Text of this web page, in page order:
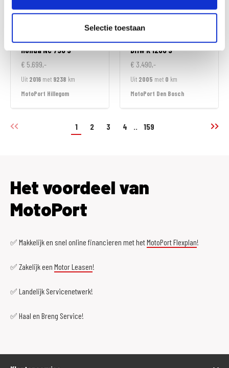
Selectie toestaan
HondaNC 750 S
€ 5.699,-
Uit 2016 met 9238 km
MotoPort Hillegom
BMWK 1200 S
€ 3.490,-
Uit 2005 met 0 km
MotoPort Den Bosch
1 2 3 4 .. 159
Het voordeel van
MotoPort
✅ Makkelijk en snel online financieren met hetMotoPort Flexplan!
✅ Zakelijk een Motor Leasen!
✅ Landelijk Servicenetwerk!
✅ Haal en Breng Service!